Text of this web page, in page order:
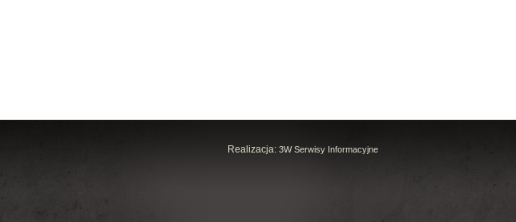
Realizacja: 3W Serwisy Informacyjne